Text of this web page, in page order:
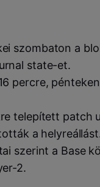
szombaton a
state-et.
percre,
telepített patch
a
szerint a Base
2.